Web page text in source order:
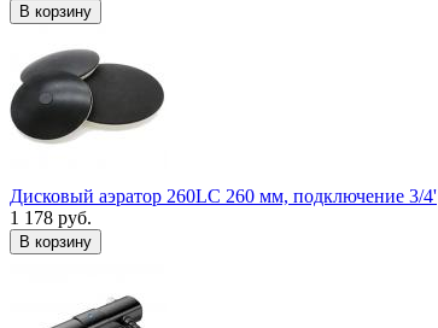
В корзину
Дисковый аэратор 260LC 260 мм, подключение 3/4'
1 178 руб.
В корзину